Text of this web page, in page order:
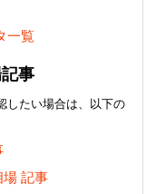
一覧
事
したい場合は、以下の
記事